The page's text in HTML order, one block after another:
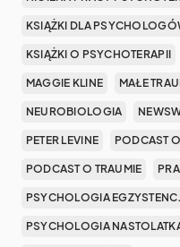
KSIĄŻKI DLA
KSIĄŻKI O PSYCHOTERAPII
MAGGIE KLINE MAŁE
NEUROBIOLOGIA
PETER LEVINE PODCAST
PODCAST O TRAUMIE
PSYCHOLOGIA
PSYCHOLOGIA